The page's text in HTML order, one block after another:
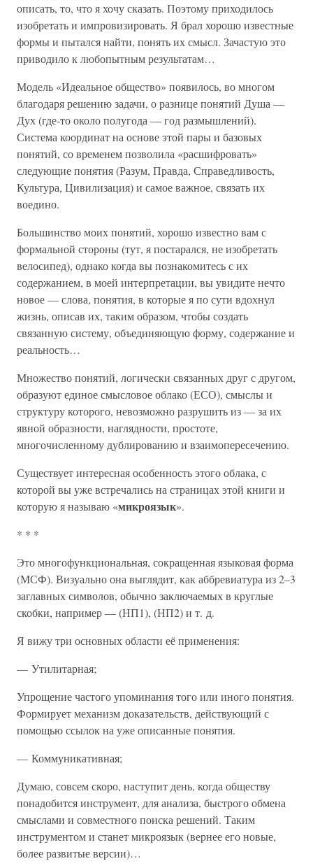
описать, то, что я хочу сказать. Поэтому приходилось
изобретать и импровизировать. Я брал хорошо известные
формы и пытался найти, понять их смысл. Зачастую это
приводило к любопытным результатам…
Модель «Идеальное общество» появилось, во многом
благодаря решению задачи, о разнице понятий Душа —
Дух (где-то около полугода — год размышлений).
Система координат на основе этой пары и базовых
понятий, со временем позволила «расшифровать»
следующие понятия (Разум, Правда, Справедливость,
Культура, Цивилизация) и самое важное, связать их
воедино.
Большинство моих понятий, хорошо известно вам с
формальной стороны (тут, я постарался, не изобретать
велосипед), однако когда вы познакомитесь с их
содержанием, в моей интерпретации, вы увидите нечто
новое — слова, понятия, в которые я по сути вдохнул
жизнь, описав их, таким образом, чтобы создать
связанную систему, объединяющую форму, содержание и
реальность…
Множество понятий, логически связанных друг с другом,
образуют единое смысловое облако (ЕСО), смыслы и
структуру которого, невозможно разрушить из — за их
явной образности, наглядности, простоте,
многочисленному дублированию и взаимопересечению.
Существует интересная особенность этого облака, с
которой вы уже встречались на страницах этой книги и
которую я называю «микроязык».
* * *
Это многофункциональная, сокращенная языковая форма
(МСФ). Визуально она выглядит, как аббревиатура из 2–3
заглавных символов, обычно заключаемых в круглые
скобки, например — (НП1), (НП2) и т. д.
Я вижу три основных области её применения:
— Утилитарная;
Упрощение частого упоминания того или иного понятия.
Формирует механизм доказательств, действующий с
помощью ссылок на уже описанные понятия.
— Коммуникативная;
Думаю, совсем скоро, наступит день, когда обществу
понадобится инструмент, для анализа, быстрого обмена
смыслами и совместного поиска решений. Таким
инструментом и станет микроязык (вернее его новые,
более развитые версии)…